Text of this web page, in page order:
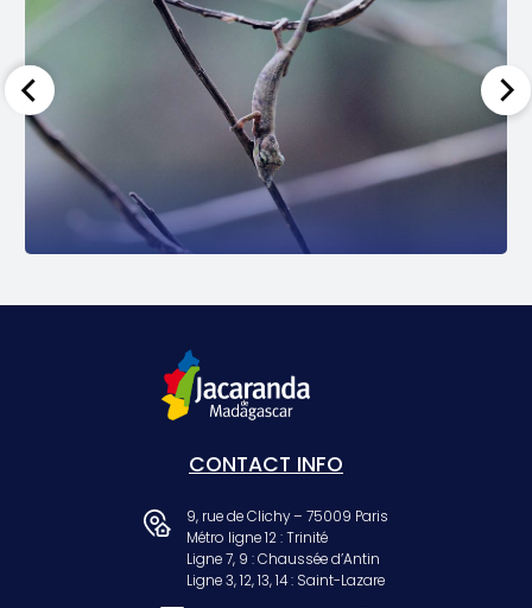
CONTACT INFO
9, rue de Clichy – 75009 Paris
Métro ligne 12 : Trinité
Ligne 7, 9 : Chaussée d’Antin
Ligne 3, 12, 13, 14 : Saint-Lazare